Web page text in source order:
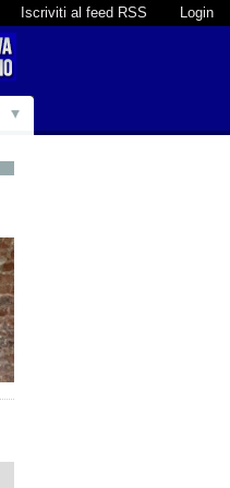
Login
Iscriviti al feed RSS